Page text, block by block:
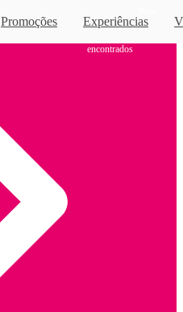
Promoções Experiências
9 horáriosde
encontrados